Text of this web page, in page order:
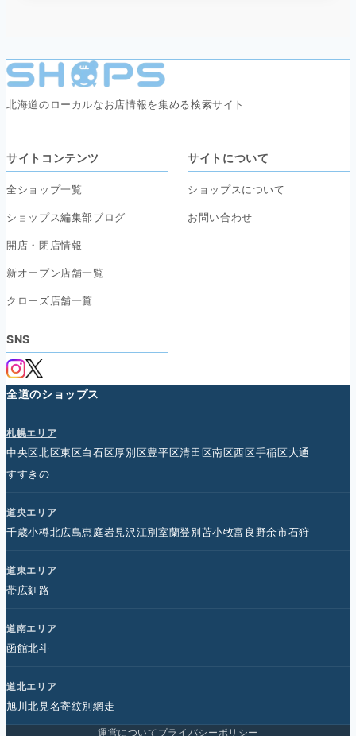
北海道のローカルなお店情報を集める検索サイト
サイトコンテンツ
全ショップ一覧
ショップス編集部ブログ
開店・閉店情報
新オープン店舗一覧
クローズ店舗一覧
サイトについて
ショップスについて
お問い合わせ
SNS
全道のショップス
札幌エリア
中央区北区東区白石区厚別区豊平区清田区南区西区手稲区大通
すすきの
道央エリア
千歳小樽北広島恵庭岩見沢江別室蘭登別苫小牧富良野余市石狩
道東エリア
帯広釧路
道南エリア
函館北斗
道北エリア
旭川北見 名寄紋別網走
運営について プライバシーポリシー